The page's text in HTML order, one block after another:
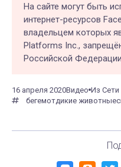
На сайте могут быть
интернет-ресурсов
владельцем которых
Platforms Inc.,
Российской
16 апреля 2020Видео Из Сети
бегемотдикие животные